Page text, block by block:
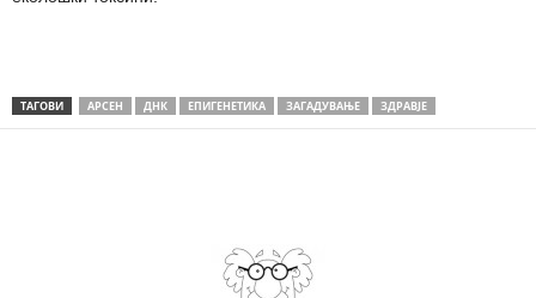
ТАГОВИ АРСЕН ДНК ЕПИГЕНЕТИКА ЗАГАДУВАЊЕ ЗДРАВЈЕ